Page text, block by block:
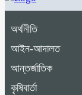
অর্থনীতি
আইন-আদালত
আন্তর্জাতিক
কৃষিবার্তা